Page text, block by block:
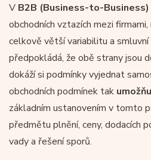
V B2B (Business-to-
obchodních vztazích mezi
celkově větší variabilitu a
předpokládá, že obě strany jsou
dokáží si podmínky vyjednat
obchodních podmínek tak
základním ustanovením v tomto
předmětu plnění, ceny, dodacích
vady a řešení sporů.